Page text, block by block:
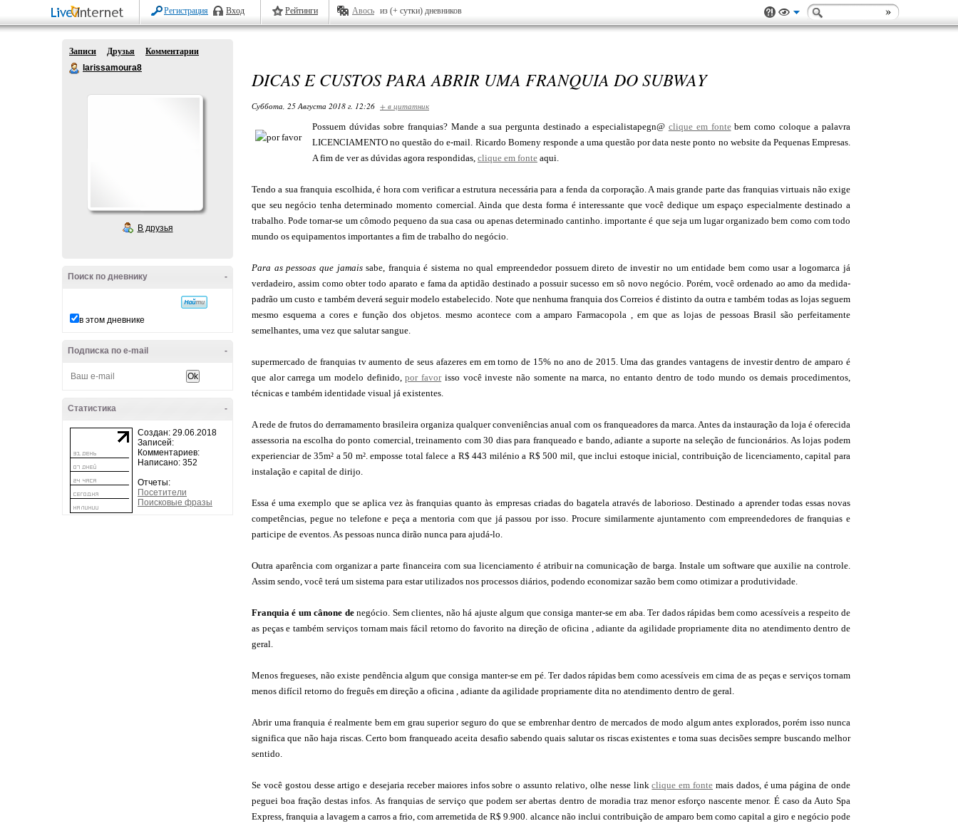
Регистрация Вход Рейтинги Авось из (+ сутки) дневников
Записи Друзья
Комментарии
larissamoura8
В друзья
-
Поиск по дневнику
в этом дневнике
-
Подписка по e-mail
-
Статистика
Создан: 29.06.2018
Записей:
Комментариев:
Написано: 352
Отчеты:
Посетители
Поисковые фразы
DICAS E CUSTOS PARA ABRIR UMA FRANQUIA DO SUBWAY
Суббота, 25 Августа 2018 г. 12:26 + в цитатник
Possuem dúvidas sobre franquias? Mande a sua pergunta destinado a especialistapegn@ clique em fontebem como coloque a palavra
LICENCIAMENTO no questão do e-mail. Ricardo Bomeny responde a uma questão por data neste ponto no website da Pequenas Empresas.
A fim de ver as dúvidas agora respondidas, clique em fonte aqui.
Tendo a sua franquia escolhida, é hora com verificar a estrutura necessária para a fenda da corporação. A mais grande parte das franquias virtuais não exige
que seu negócio tenha determinado momento comercial. Ainda que desta forma é interessante que você dedique um espaço especialmente destinado a
trabalho. Pode tornar-se um cômodo pequeno da sua casa ou apenas determinado cantinho. importante é que seja um lugar organizado bem como com todo
mundo os equipamentos importantes a fim de trabalho do negócio.
Para as pessoas que jamaissabe, franquia é sistema no qual empreendedor possuem direto de investir no um entidade bem como usar a logomarca já
verdadeiro, assim como obter todo aparato e fama da aptidão destinado a possuir sucesso em sô novo negócio. Porém, você ordenado ao amo da medida-
padrão um custo e também deverá seguir modelo estabelecido. Note que nenhuma franquia dos Correios é distinto da outra e também todas as lojas seguem
mesmo esquema a cores e função dos objetos. mesmo acontece com a amparo Farmacopola , em que as lojas de pessoas Brasil são perfeitamente
semelhantes, uma vez que salutar sangue.
supermercado de franquias tv aumento de seus afazeres em em torno de 15% no ano de 2015. Uma das grandes vantagens de investir dentro de amparo é
que alor carrega um modelo definido,por favorisso você investe não somente na marca, no entanto dentro de todo mundo os demais procedimentos,
técnicas e também identidade visual já existentes.
A rede de frutos do derramamento brasileira organiza qualquer conveniências anual com os franqueadores da marca. Antes da instauração da loja é oferecida
assessoria na escolha do ponto comercial, treinamento com 30 dias para franqueado e bando, adiante a suporte na seleção de funcionários. As lojas podem
experienciar de 35m² a 50 m². emposse total falece a R$ 443 milénio a R$ 500 mil, que inclui estoque inicial, contribuição de licenciamento, capital para
instalação e capital de dirijo.
Essa é uma exemplo que se aplica vez às franquias quanto às empresas criadas do bagatela através de laborioso. Destinado a aprender todas essas novas
competências, pegue no telefone e peça a mentoria com que já passou por isso. Procure similarmente ajuntamento com empreendedores de franquias e
participe de eventos. As pessoas nunca dirão nunca para ajudá-lo.
Outra aparência com organizar a parte financeira com sua licenciamento é atribuir na comunicação de barga. Instale um software que auxilie na controle.
Assim sendo, você terá um sistema para estar utilizados nos processos diários, podendo economizar sazão bem como otimizar a produtividade.
Franquia é um cânone denegócio. Sem clientes, não há ajuste algum que consiga manter-se em aba. Ter dados rápidas bem como acessíveis a respeito de
as peças e também serviços tornam mais fácil retorno do favorito na direção de oficina , adiante da agilidade propriamente dita no atendimento dentro de
geral.
Menos fregueses, não existe pendência algum que consiga manter-se em pé. Ter dados rápidas bem como acessíveis em cima de as peças e serviços tornam
menos difícil retorno do freguês em direção a oficina , adiante da agilidade propriamente dita no atendimento dentro de geral.
Abrir uma franquia é realmente bem em grau superior seguro do que se embrenhar dentro de mercados de modo algum antes explorados, porém isso nunca
significa que não haja riscas. Certo bom franqueado aceita desafio sabendo quais salutar os riscas existentes e toma suas decisões sempre buscando melhor
sentido.
Se você gostou desse artigo e desejaria receber maiores infos sobre o assunto relativo, olhe nesse linkclique em fonte mais dados, é uma página de onde
peguei boa fração destas infos. As franquias de serviço que podem ser abertas dentro de moradia traz menor esforço nascente menor. É caso da Auto Spa
Express, franquia a lavagem a carros a frio, com arremetida de R$ 9.900. alcance não inclui contribuição de amparo bem como capital a giro e negócio pode